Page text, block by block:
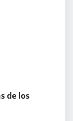
de los